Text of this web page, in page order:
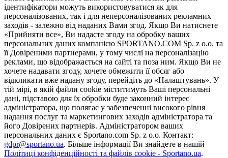
ідентифікатори можуть використовуватися як для
персоналізованих, так і для неперсоналізованих рекламних
заходів - залежно від наданих Вами згод. Якщо Ви натиснете
«Прийняти все», Ви надасте згоду на обробку ваших
персональних даних компанією SPORTANO.COM Sp. z o.o. та
її Довіреними партнерами, у тому числі на персоналізацію
реклами, що відображається на сайті та поза ним. Якщо Ви не
хочете надавати згоду, хочете обмежити її обсяг або
відкликати вже надану згоду, перейдіть до «Налаштувань». У
тій мірі, в якій файли cookie міститимуть Ваші персональні
дані, підставою для їх обробки буде законний інтерес
адміністратора, що полягає у забезпеченні високого рівня
надання послуг та маркетингових заходів адміністратора та
його Довірених партнерів. Адміністратором ваших
персональних даних є Sportano.com Sp. z o.o. Контакт:
gdpr@sportano.ua. Більше інформації Ви знайдете в нашій
Політиці конфіденційності та файлів cookie - Sportano.ua.